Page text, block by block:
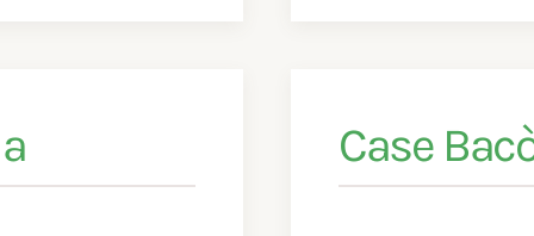
Case